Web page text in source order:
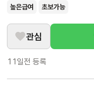
높은급여 초보가능
관심
11일전 등록